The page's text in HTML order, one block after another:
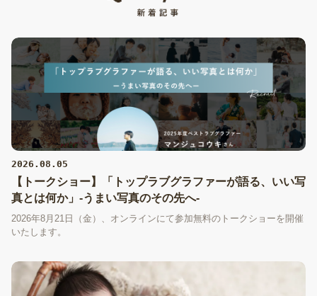
2026.08.05
【トークショー】「トップラブグラファーが語る、いい写
真とは何か」-うまい写真のその先へ-
2026年8月21日（金）、オンラインにて参加無料のトークショーを開催
いたします。